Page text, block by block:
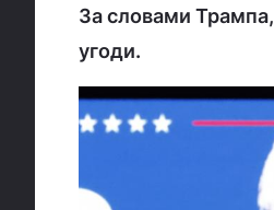
За словами Трампа,
угоди.